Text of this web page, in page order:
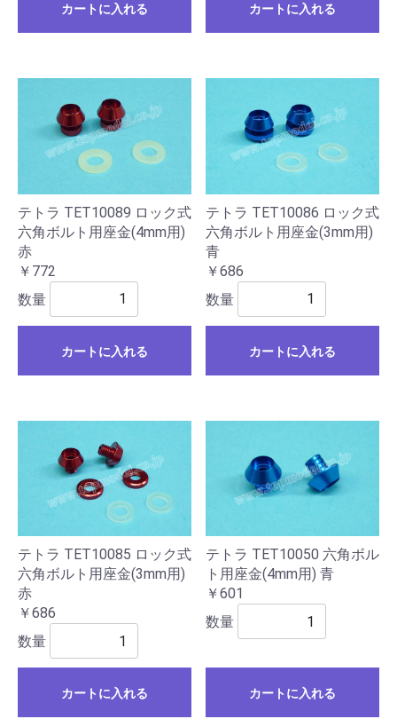
カートに入れる カートに入れる
テトラ TET10089 ロック式
六角ボルト用座金(4mm用)
赤
￥772
数量
カートに入れる
テトラ TET10086 ロック式
六角ボルト用座金(3mm用)
青
￥686
数量
カートに入れる
テトラ TET10085 ロック式
六角ボルト用座金(3mm用)
赤
￥686
数量
カートに入れる
テトラ TET10050 六角ボル
ト用座金(4mm用) 青
￥601
数量
カートに入れる